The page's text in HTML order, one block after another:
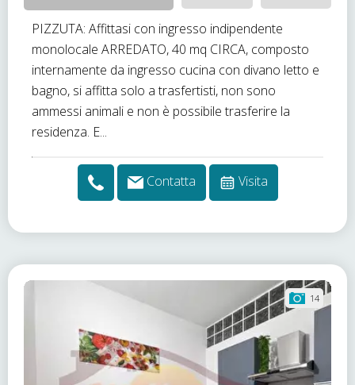
PIZZUTA: Affittasi con ingresso indipendente
monolocale ARREDATO, 40 mq CIRCA, composto
internamente da ingresso cucina con divano letto e
bagno, si affitta solo a trasfertisti, non sono
ammessi animali e non è possibile trasferire la
residenza. E...
Contatta Visita
14